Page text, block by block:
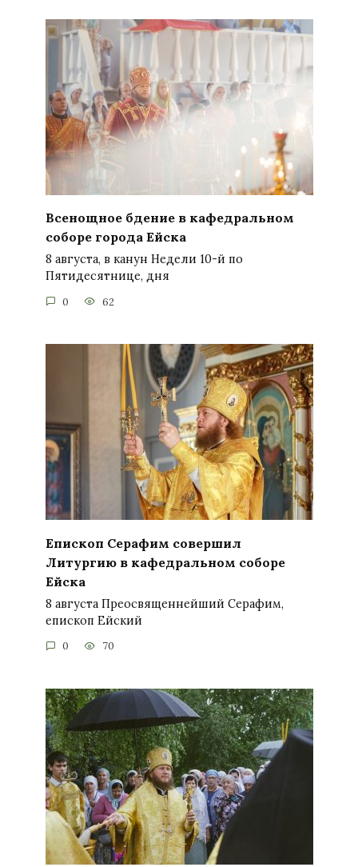
Всенощное бдение в кафедральном
соборе города Ейска
8 августа, в канун Недели 10-й по
Пятидесятнице, дня
0 62
Епископ Серафим совершил
Литургию в кафедральном соборе
Ейска
8 августа Преосвященнейший Серафим,
епископ Ейский
0 70